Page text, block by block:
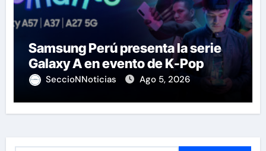
Samsung Perú presenta la serie
Galaxy A en evento de K-Pop
SeccioNNoticias Ago 5, 2026